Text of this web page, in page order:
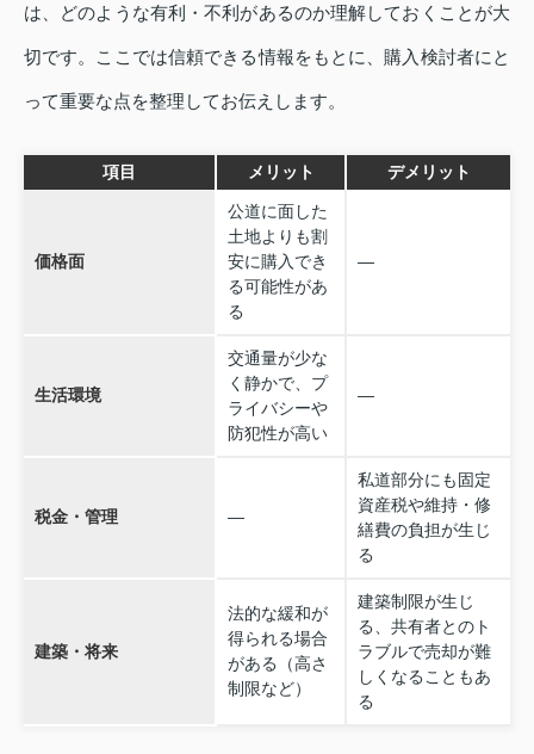
は、どのような有利・不利があるのか理解しておくことが大
切です。ここでは信頼できる情報をもとに、購入検討者にと
って重要な点を整理してお伝えします。
項目 メリット デメリット
価格面
公道に面した
土地よりも割
安に購入でき
る可能性があ
る
—
生活環境
交通量が少な
く静かで、プ
ライバシーや
防犯性が高い
—
税金・管理 —
私道部分にも固定
資産税や維持・修
繕費の負担が生じ
る
建築・将来
法的な緩和が
得られる場合
がある（高さ
制限など）
建築制限が生じ
る、共有者とのト
ラブルで売却が難
しくなることもあ
る